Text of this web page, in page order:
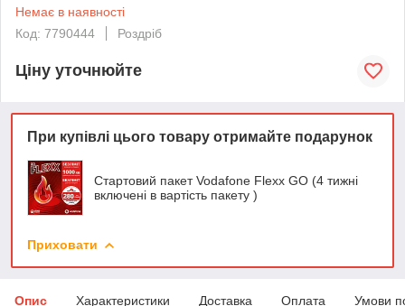
Немає в наявності
Код: 7790444
Роздріб
Ціну уточнюйте
При купівлі цього товару отримайте подарунок
Стартовий пакет Vodafone Flexx GO (4 тижні
включені в вартість пакету )
Приховати
Опис Характеристики Доставка Оплата Умови